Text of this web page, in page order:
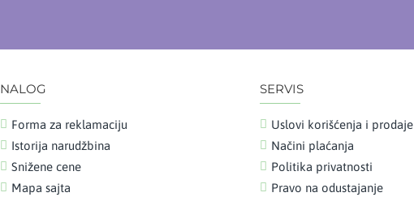
NALOG
Forma za reklamaciju
Istorija narudžbina
Snižene cene
Mapa sajta
SERVIS
Uslovi korišćenja i prodaje
Načini plaćanja
Politika privatnosti
Pravo na odustajanje